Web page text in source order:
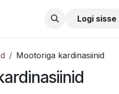
Meedia Blogi e-
Logi sisse
Mootoriga kardinasiinid